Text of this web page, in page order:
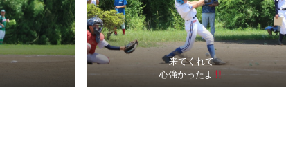
来てくれて
心強かったよ